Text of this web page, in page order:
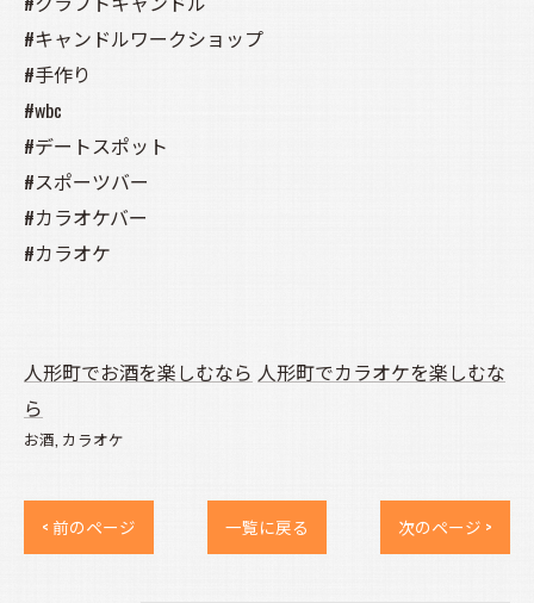
#キャンドルワークショップ
#手作り
#wbc
#デートスポット
#スポーツバー
#カラオケバー
#カラオケ
人形町でお酒を楽しむなら 人形町でカラオケを楽しむな
ら
お酒 カラオケ
< 前のページ 一覧に戻る 次のページ >